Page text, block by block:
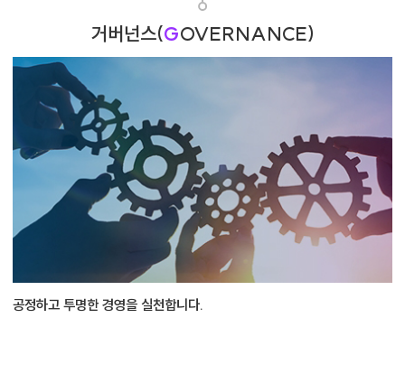
거버넌스(GOVERNANCE)
공정하고 투명한 경영을 실천합니다.